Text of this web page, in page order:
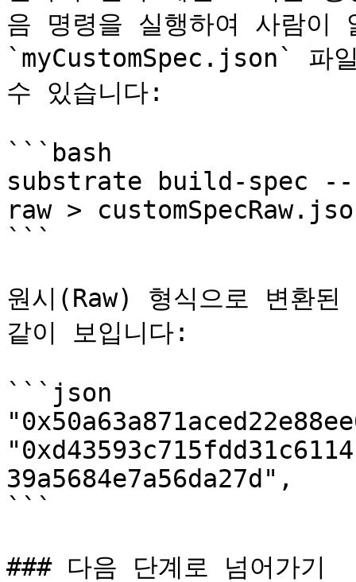
음 명령을 실행하여 사람이
`myCustomSpec.json` 파
수 있습니다:
```bash
substrate build-spec --
raw >
```
원시(Raw) 형식으로 변환
같이 보입니다:
```json
39a5684e7a56da27d",
```
### 다음 단계로 넘어가기